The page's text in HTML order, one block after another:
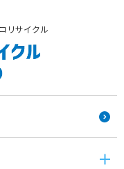
リサイクル